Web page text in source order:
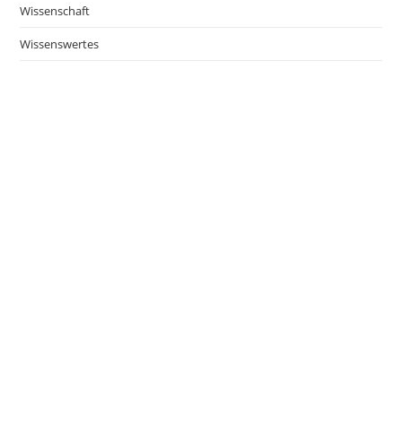
Wissenschaft
Wissenswertes